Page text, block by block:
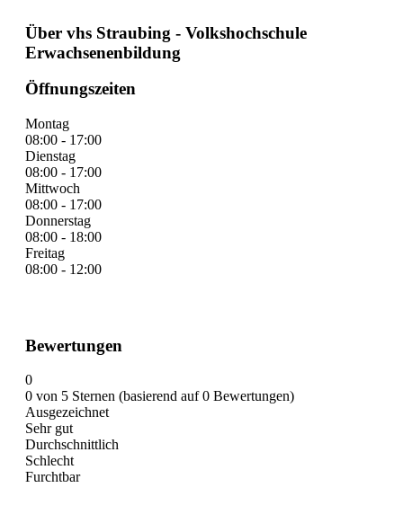
Über vhs Straubing - Volkshochschule
Erwachsenenbildung
Öffnungszeiten
Montag
08:00 - 17:00
Dienstag
08:00 - 17:00
Mittwoch
08:00 - 17:00
Donnerstag
08:00 - 18:00
Freitag
08:00 - 12:00
Bewertungen
0
0 von 5 Sternen (basierend auf 0 Bewertungen)
Ausgezeichnet
Sehr gut
Durchschnittlich
Schlecht
Furchtbar